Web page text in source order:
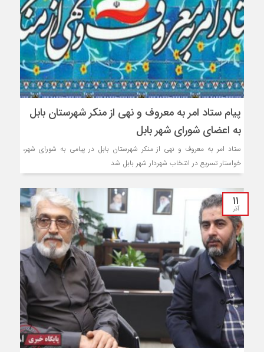
پیام ستاد امر به معروف و نهی از منکر شهرستان بابل
به اعضای شورای شهر بابل
ستاد امر به معروف و نهی از منکر شهرستان بابل در پیامی به شورای شهر،
خواستار تسریع در انتخاب شهردار شهر بابل شد
۱۱
آذر